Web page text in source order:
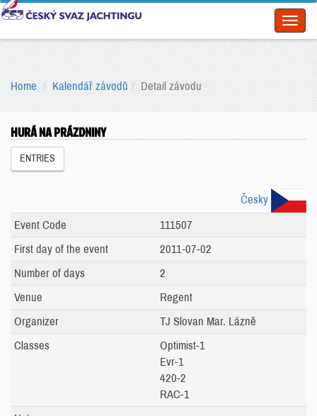
Home Kalendář závodů Detail závodu
HURÁ NA PRÁZDNINY
ENTRIES
Česky
Event Code
111507
First day of the event
2011-07-02
Number of days
2
Venue
Regent
Organizer
TJ Slovan Mar. Lázně
Classes
Optimist-1
Evr-1
420-2
RAC-1